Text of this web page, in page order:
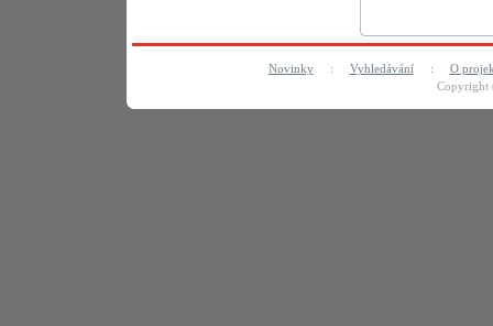
Novinky: Vyhledávání: O
Copyright